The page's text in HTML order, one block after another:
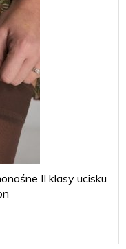
II klasy ucisku